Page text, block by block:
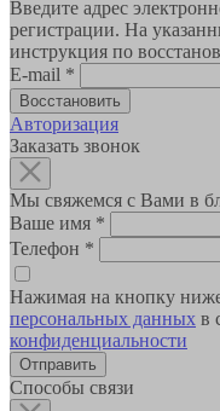
Введите адрес
регистрации. На
инструкция по
E-mail *
Авторизация
Заказать звонок
Мы свяжемся с Вами в
Ваше имя *
Телефон *
Нажимая на кнопку
персональных данных в
конфиденциальности
Способы связи